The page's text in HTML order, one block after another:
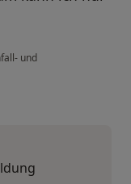
und